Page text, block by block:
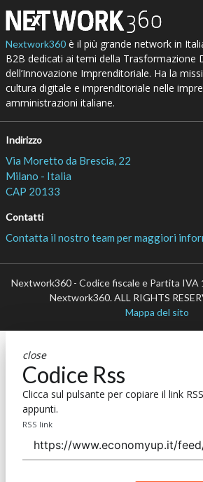
Nextwork360è il più grande network in
B2B dedicati ai temi della Trasformazione
dell’Innovazione Imprenditoriale. Ha la
cultura digitale e imprenditoriale nelle
amministrazioni italiane.
Indirizzo
Via Moretto da Brescia, 22
Milano - Italia
CAP 20133
Contatti
Contatta il nostro team per maggiori
Nextwork360 - Codice fiscale e Partita
Nextwork360. ALL RIGHTS
Mappa del sito
close
Codice Rss
Clicca sul pulsante per copiare il link
appunti.
RSS link